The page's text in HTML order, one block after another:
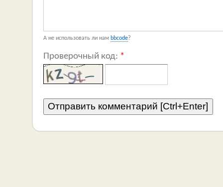
А не использовать ли нам bbcode?
Проверочный код: *